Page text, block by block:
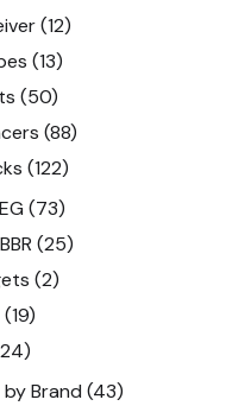
(12)
(13)
(50)
(88)
(122)
(73)
(25)
(2)
(19)
by Brand (43)